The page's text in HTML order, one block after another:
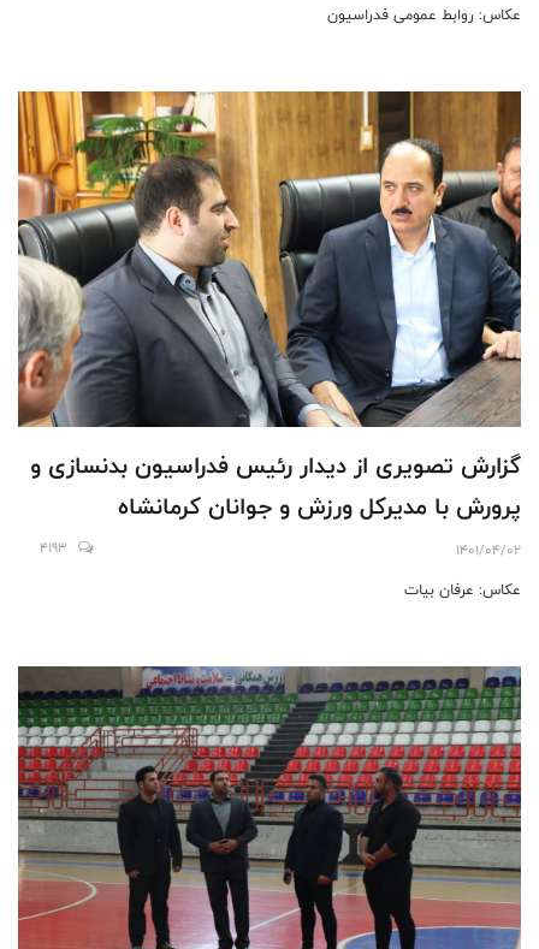
عکاس: روابط عمومی فدراسیون
گزارش تصویری از دیدار رئیس فدراسیون بدنسازی و
پرورش با مدیرکل ورزش و جوانان کرمانشاه
1401/04/02
4193
عكاس: عرفان بيات